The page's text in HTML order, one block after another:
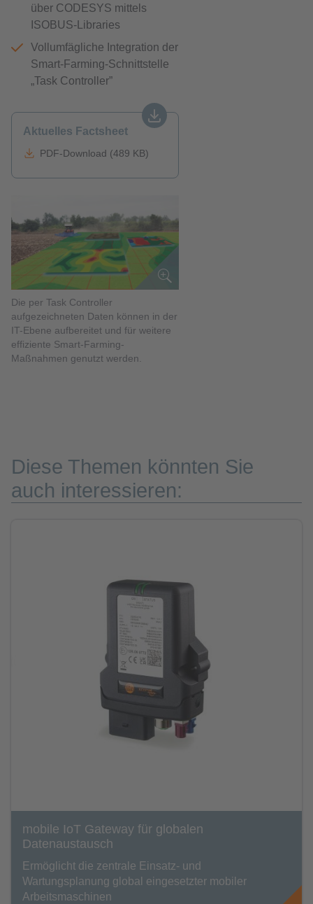
über CODESYS mittels
ISOBUS-Libraries
Vollumfägliche Integration der
Smart-Farming-Schnittstelle
„Task Controller”
Aktuelles Factsheet
PDF-Download (489 KB)
Die per Task Controller
aufgezeichneten Daten können in der
IT-Ebene aufbereitet und für weitere
effiziente Smart-Farming-
Maßnahmen genutzt werden.
Diese Themen könnten Sie
auch interessieren:
mobile IoT Gateway für globalen
Datenaustausch
Ermöglicht die zentrale Einsatz- und
Wartungsplanung global eingesetzter mobiler
Arbeitsmaschinen